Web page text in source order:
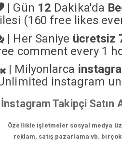
| Gün 12 Dakika'da
(160 free likes
| Her Saniye ücretsiz
comment every 1
| Milyonlarca
instagram
İnstagram Takipçi Satın
Özellikle işletmeler sosyal medya
reklam, satış pazarlama vb.